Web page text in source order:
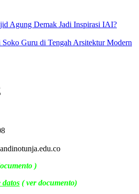
Agung Demak Jadi Inspirasi IAI?
Guru di Tengah Arsitektur Modern
)
datos ( ver documento)